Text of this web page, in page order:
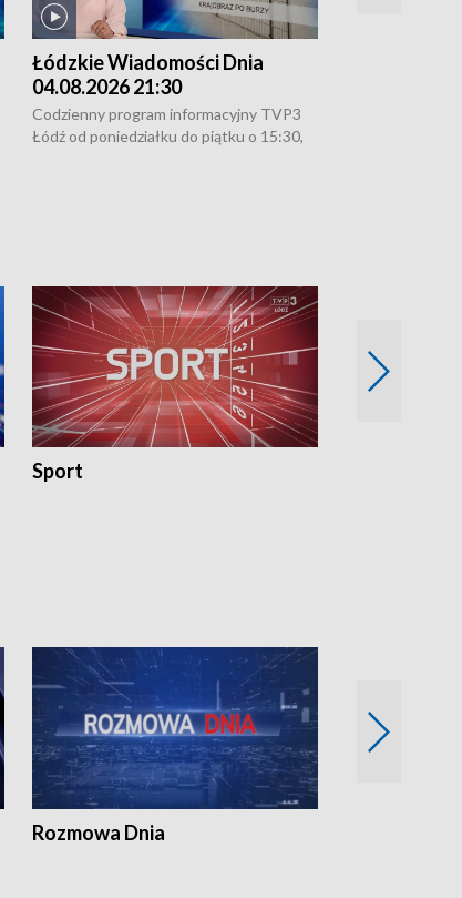
Łódzkie Wiadomości Dnia
04.08.2026 21:30
Codzienny program informacyjny TVP3
Łódź od poniedziałku do piątku o 15:30,
Sport
Rozmowa Dnia